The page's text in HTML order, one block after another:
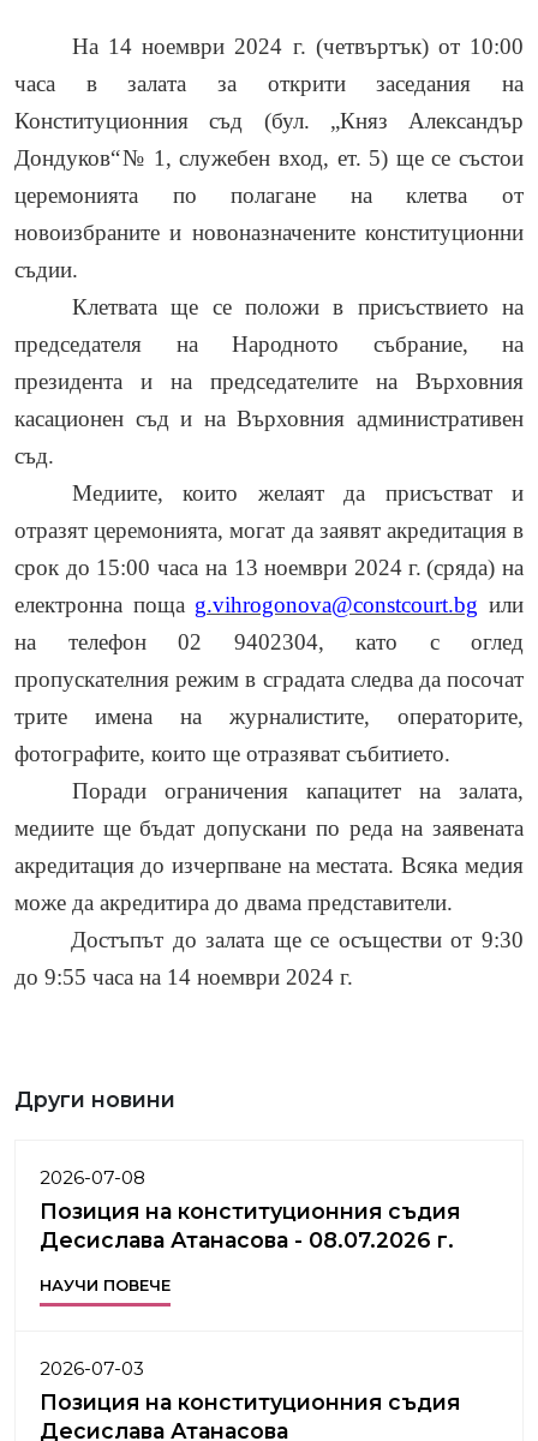
На 14 ноември 2024 г. (четвъртък) от 10:00
часа в залата за открити заседания на
Конституционния съд (бул. „Княз Александър
Дондуков“№ 1, служебен вход, ет. 5) ще се състои
церемонията по полагане на клетва от
новоизбраните и новоназначените конституционни
съдии.
Клетвата ще се положи в присъствието на
председателя на Народното събрание, на
президента и на председателите на Върховния
касационен съд и на Върховния административен
съд.
Медиите, които желаят да присъстват и
отразят церемонията, могат да заявят акредитация в
срок до 15:00 часа на 13 ноември 2024 г. (сряда) на
електронна поща g.vihrogonova@constcourt.bg или
на телефон 02 9402304, като с оглед
пропускателния режим в сградата следва да посочат
трите имена на журналистите, операторите,
фотографите, които ще отразяват събитието.
Поради ограничения капацитет на залата,
медиите ще бъдат допускани по реда на заявената
акредитация до изчерпване на местата. Всяка медия
може да акредитира до двама представители.
Достъпът до залата ще се осъществи от 9:30
до 9:55 часа на 14 ноември 2024 г.
Други новини
2026-07-08
Позиция на конституционния съдия
Десислава Атанасова - 08.07.2026 г.
НАУЧИ ПОВЕЧЕ
2026-07-03
Позиция на конституционния съдия
Десислава Атанасова